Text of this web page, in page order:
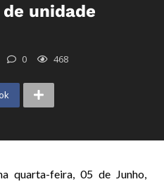
unidade
0 468
quarta-feira, 05 de Junho,